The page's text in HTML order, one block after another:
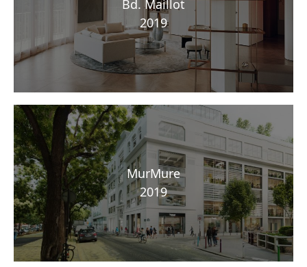
Bd. Maillot
2019
MurMure
2019